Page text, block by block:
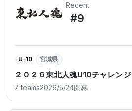
Recent
#9
U-10 宮城県
２０２６東北人魂U10チャレン
7 teams2026/5/24開幕